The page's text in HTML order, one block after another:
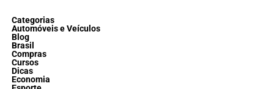
Categorias
Automóveis e Veículos
Blog
Brasil
Compras
Cursos
Dicas
Economia